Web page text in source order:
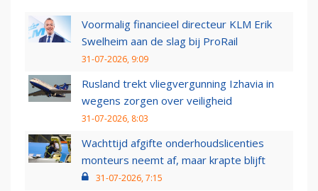
Voormalig financieel directeur KLM Erik
Swelheim aan de slag bij ProRail
31-07-2026, 9:09
Rusland trekt vliegvergunning Izhavia in
wegens zorgen over veiligheid
31-07-2026, 8:03
Wachttijd afgifte onderhoudslicenties
monteurs neemt af, maar krapte blijft
31-07-2026, 7:15